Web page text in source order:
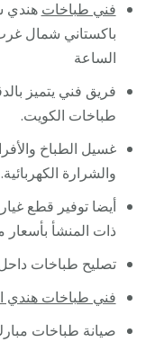
فني طباخات هندي
باكستاني شمال
الساعة
فريق فني يتميز
طباخات الكويت.
غسيل الطباخ
والشرارة الكهربائية.
أيضا توفير قطع
ذات المنشأ بأسعار
تصليح طباخات
فني طباخات هندي
صيانة طباخات